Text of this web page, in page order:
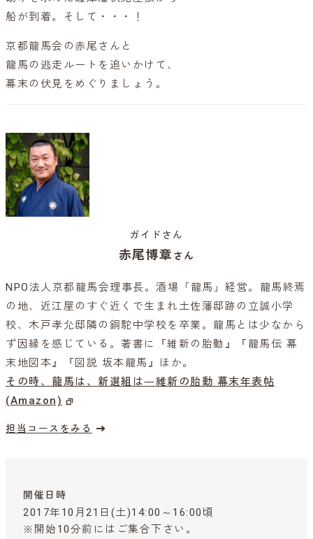
船が到着。そして・・・！
京都龍馬会の赤尾さんと
龍馬の逃走ルートを追いかけて、
幕末の伏見をめぐりましょう。
ガイドさん
赤尾博章 さん
NPO法人京都龍馬会理事長。酒場「龍馬」経営。龍馬終焉
の地、近江屋のすぐ近くで生まれ土佐藩邸跡の立誠小学
校、木戸孝允邸隣の銅駝中学校を卒業。龍馬とは少なから
ず因縁を感じている。著書に『維新の胎動』『龍馬伝 幕
末地図本』『図説 坂本龍馬』ほか。
その時、龍馬は、新選組は―維新の胎動 幕末年表帖
(Amazon)
担当コースをみる
開催日時
2017年10月21日(土)14:00～16:00頃
※開始10分前にはご集合下さい。